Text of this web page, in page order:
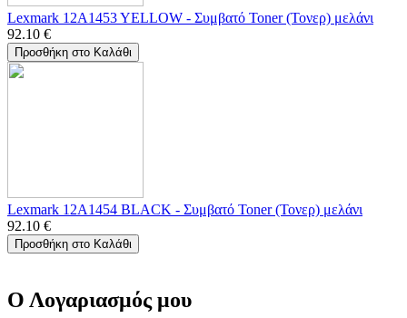
Lexmark 12A1453 YELLOW - Συμβατό Toner (Τονερ) μελάνι
92.10 €
Προσθήκη στο Καλάθι
Lexmark 12A1454 BLACK - Συμβατό Toner (Τονερ) μελάνι
92.10 €
Προσθήκη στο Καλάθι
Ο Λογαριασμός μου